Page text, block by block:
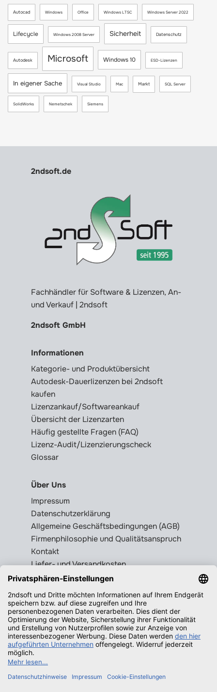
Autocad Windows Office Windows LTSC Windows Server 2022
Lifecycle Windows 2008 Server Sicherheit Datenschutz
Autodesk Microsoft Windows 10 ESD-Lizenzen
In eigener Sache Visual Studio Mac Markt SQL Server
SolidWorks Nemetschek Siemens
2ndsoft.de
Fachhändler für Software & Lizenzen, An-
und Verkauf | 2ndsoft
2ndsoft GmbH
Informationen
Kategorie- und Produktübersicht
Autodesk-Dauerlizenzen bei 2ndsoft
kaufen
Lizenzankauf/Softwareankauf
Übersicht der Lizenzarten
Häufig gestellte Fragen (FAQ)
Lizenz-Audit/Lizenzierungscheck
Glossar
Über Uns
Impressum
Datenschutzerklärung
Allgemeine Geschäftsbedingungen (AGB)
Firmenphilosophie und Qualitätsanspruch
Kontakt
Liefer- und Versandkosten
Rückgabebedingungen
Wissenswertes
Legale Gebrauchtsoftware erkennen
Produktschlüssel = Lizenz?
Microsoft Office legal erwerben
Qualifizierende Betriebssysteme f.